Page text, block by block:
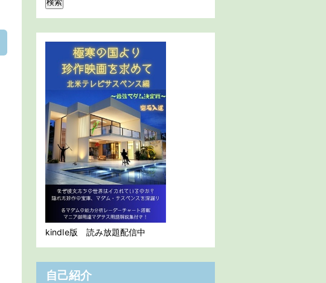
kindle版 読み放題配信中
自己紹介